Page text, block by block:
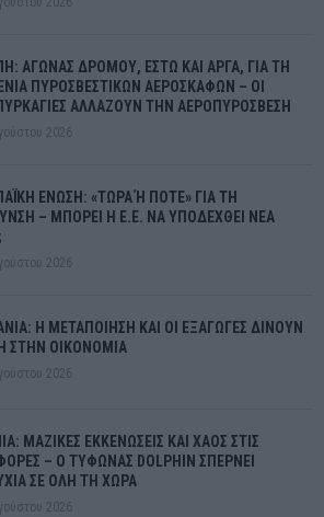
ΑΓΩΝΑΣ ΔΡΟΜΟΥ, ΕΣΤΩ ΚΑΙ ΑΡΓΑ, ΓΙΑ ΤΗ
ΠΥΡΟΣΒΕΣΤΙΚΩΝ ΑΕΡΟΣΚΑΦΩΝ – ΟΙ
ΑΛΛΑΖΟΥΝ ΤΗΝ ΑΕΡΟΠΥΡΟΣΒΕΣΗ
2026
ΕΝΩΣΗ: «ΤΩΡΑ Ή ΠΟΤΕ» ΓΙΑ ΤΗ
– ΜΠΟΡΕΙ Η Ε.Ε. ΝΑ ΥΠΟΔΕΧΘΕΙ ΝΕΑ
2026
Η ΜΕΤΑΠΟΙΗΣΗ ΚΑΙ ΟΙ ΕΞΑΓΩΓΕΣ ΔΙΝΟΥΝ
ΣΤΗΝ ΟΙΚΟΝΟΜΙΑ
2026
ΜΑΖΙΚΕΣ ΕΚΚΕΝΩΣΕΙΣ ΚΑΙ ΧΑΟΣ ΣΤΙΣ
– Ο ΤΥΦΩΝΑΣ DOLPHIN ΣΠΕΡΝΕΙ
ΣΕ ΟΛΗ ΤΗ ΧΩΡΑ
2026